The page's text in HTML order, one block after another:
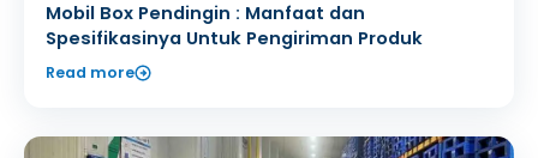
Mobil Box Pendingin : Manfaat dan
Spesifikasinya Untuk Pengiriman Produk
Read more